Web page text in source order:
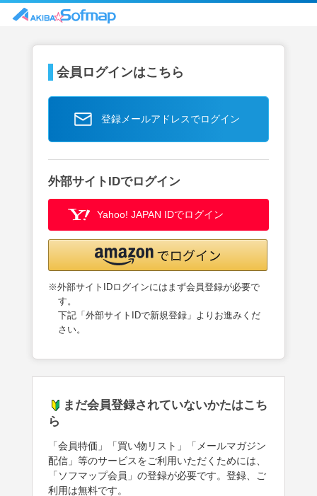
会員ログインはこちら
登録メールアドレスでログイン
外部サイトIDでログイン
Yahoo! JAPAN IDでログイン
※外部サイトIDログインにはまず会員登録が必要で
す。
下記「外部サイトIDで新規登録」よりお進みくだ
さい。
まだ会員登録されていないかたはこち
ら
「会員特価」「買い物リスト」「メールマガジン
配信」等のサービスをご利用いただくためには、
「ソフマップ会員」の登録が必要です。登録、ご
利用は無料です。